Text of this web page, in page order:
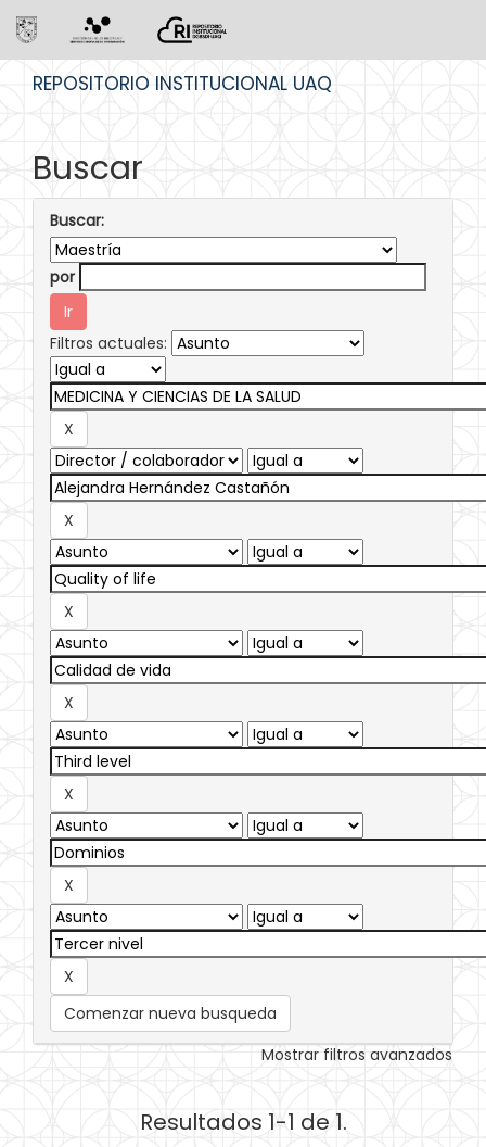
REPOSITORIO INSTITUCIONAL UAQ
Buscar
Buscar:
por
Filtros actuales:
Comenzar nueva busqueda
Mostrar filtros avanzados
Resultados 1-1 de 1.